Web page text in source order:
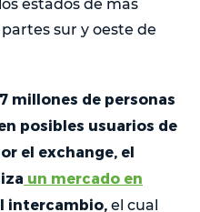
estados de más
sur y oeste de
millones de personas
posibles usuarios de
el exchange, el
un mercado en
intercambio, el cual